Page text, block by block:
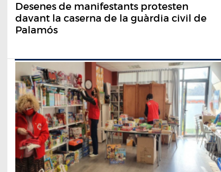
Desenes de manifestants protesten
davant la caserna de la guàrdia civil de
Palamós